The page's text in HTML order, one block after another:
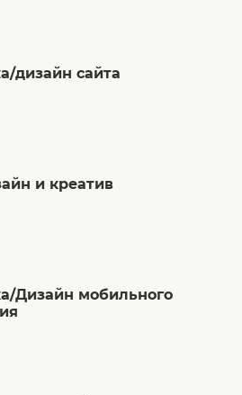
дизайн сайта
и креатив
Дизайн мобильного